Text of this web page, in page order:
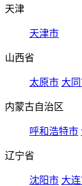
天津
天津市
山西省
太原市 大
内蒙古自治区
呼和浩特市
辽宁省
沈阳市 大